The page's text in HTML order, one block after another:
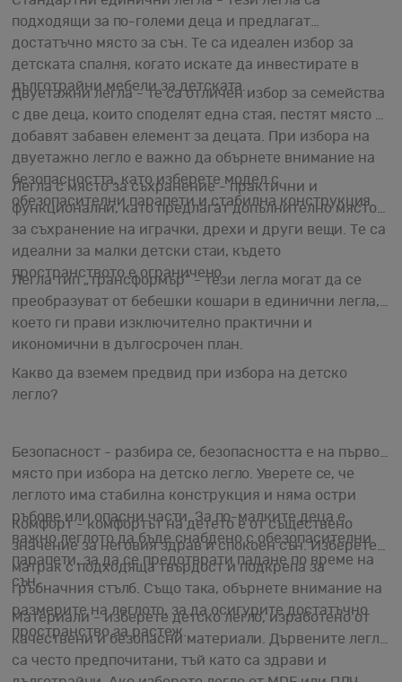
подходящи за по-големи деца и предлагат
достатъчно място за сън. Те са идеален избор за
детската спалня, когато искате да инвестирате в
дълготрайни мебели за детската.
Двуетажни легла - те са отличен избор за семейства
с две деца, които споделят една стая, пестят място и
добавят забавен елемент за децата. При избора на
двуетажно легло е важно да обърнете внимание на
безопасността, като изберете модел с
обезопасителни парапети и стабилна конструкция.
Легла с място за съхранение - практични и
функционални, като предлагат допълнително място
за съхранение на играчки, дрехи и други вещи. Те са
идеални за малки детски стаи, където
пространството е ограничено.
Легла тип „трансформър“ - тези легла могат да се
преобразуват от бебешки кошари в единични легла,
което ги прави изключително практични и
икономични в дългосрочен план.
Какво да вземем предвид при избора на детско
легло?
Безопасност - разбира се, безопасността е на първо
място при избора на детско легло. Уверете се, че
леглото има стабилна конструкция и няма остри
ръбове или опасни части. За по-малките деца е
важно леглото да бъде снабдено с обезопасителни
парапети, за да се предотврати падане по време на
сън.
Комфорт - комфортът на детето е от съществено
значение за неговия здрав и спокоен сън. Изберете
матрак с подходяща твърдост и подкрепа за
гръбначния стълб. Също така, обърнете внимание на
размерите на леглото, за да осигурите достатъчно
пространство за растеж.
Материали - изберете детско легло, изработено от
качествени и безопасни материали. Дървените легла
са често предпочитани, тъй като са здрави и